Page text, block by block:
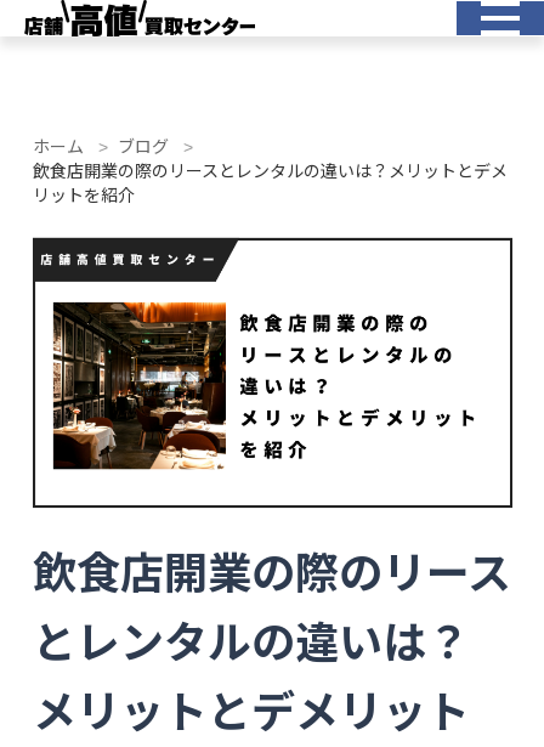
ホーム
ブログ
飲食店開業の際のリースとレンタルの違いは？メリットとデメ
リットを紹介
飲食店開業の際のリース
とレンタルの違いは？
メリットとデメリット